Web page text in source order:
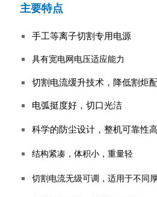
主要特点
手工等离子切割专用电源
具有宽电网电压适应能力
切割电流缓升技术，降低割炬
电弧挺度好，切口光洁
科学的防尘设计，整机可靠性高
结构紧凑，体积小，重量轻
切割电流无级可调，适用于不同